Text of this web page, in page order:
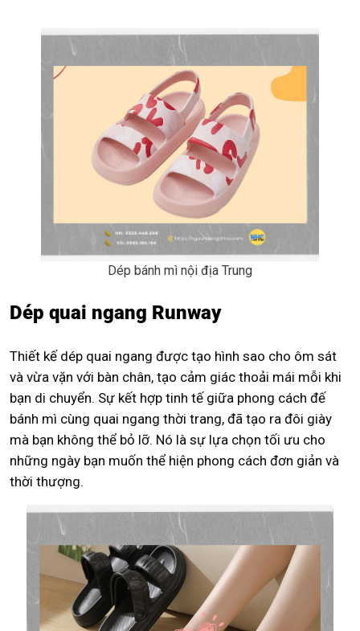
Dép bánh mì nội địa Trung
Dép quai ngang Runway
Thiết kế dép quai ngang được tạo hình sao cho ôm sát
và vừa vặn với bàn chân, tạo cảm giác thoải mái mỗi khi
bạn di chuyển. Sự kết hợp tinh tế giữa phong cách đế
bánh mì cùng quai ngang thời trang, đã tạo ra đôi giày
mà bạn không thể bỏ lỡ. Nó là sự lựa chọn tối ưu cho
những ngày bạn muốn thể hiện phong cách đơn giản và
thời thượng.